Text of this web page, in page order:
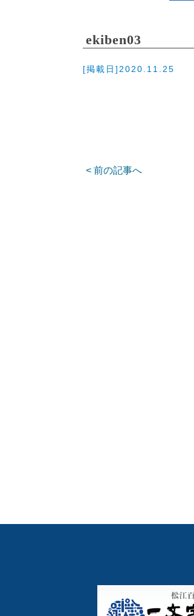
ekiben03
[掲載日]2020.11.25
< 前の記事へ